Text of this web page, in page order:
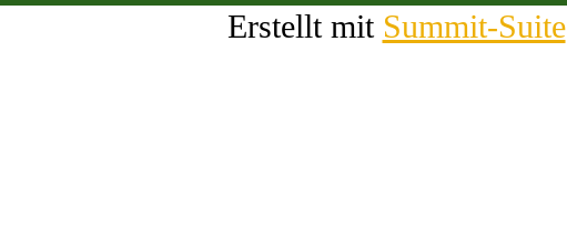
Erstellt mit Summit-Suite